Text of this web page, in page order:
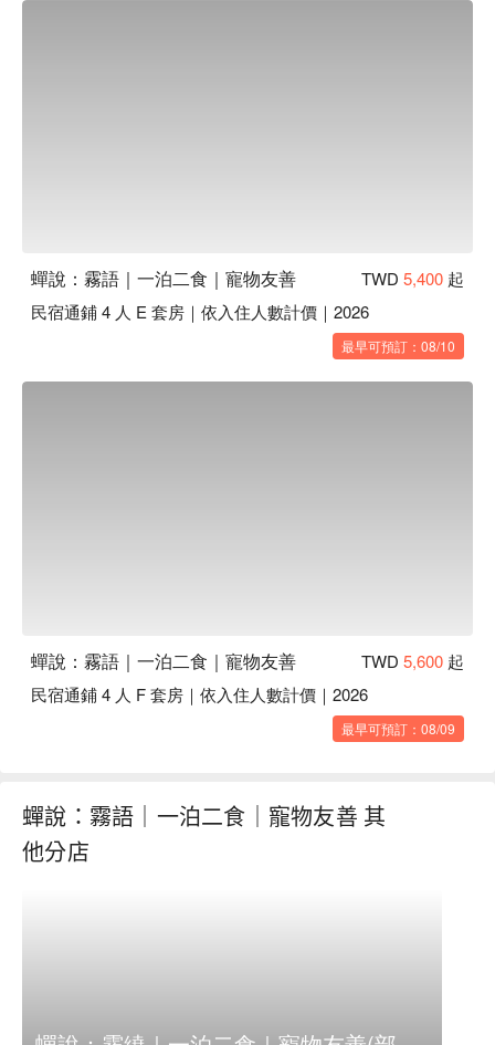
蟬說：霧語｜一泊二食｜寵物友善 TWD 5,400 起
民宿通鋪 4 人 E 套房｜依入住人數計價｜2026
最早可預訂：08/10
蟬說：霧語｜一泊二食｜寵物友善 TWD 5,600 起
民宿通鋪 4 人 F 套房｜依入住人數計價｜2026
最早可預訂：08/09
蟬說：霧語｜一泊二食｜寵物友善 其
他分店